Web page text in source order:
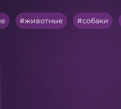
животные собаки